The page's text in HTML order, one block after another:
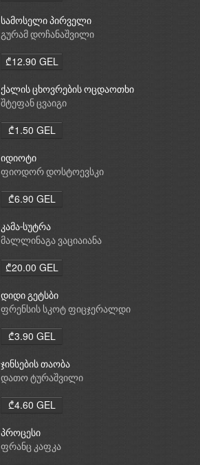
სამოსელი პირველი
გურამ დოჩანაშვილი
₾12.90 GEL
ქალის ცხოვრების ოცდაოთხი
საათი
შტეფან ცვაიგი
₾1.50 GEL
იდიოტი
ფიოდორ დოსტოევსკი
₾6.90 GEL
კამა-სუტრა
მალლინაგა ვაციაიანა
₾20.00 GEL
დიდი გეტსბი
ფრენსის სკოტ ფიცჯერალდი
₾3.90 GEL
ჯინსების თაობა
დათო ტურაშვილი
₾4.60 GEL
პროცესი
ფრანც კაფკა